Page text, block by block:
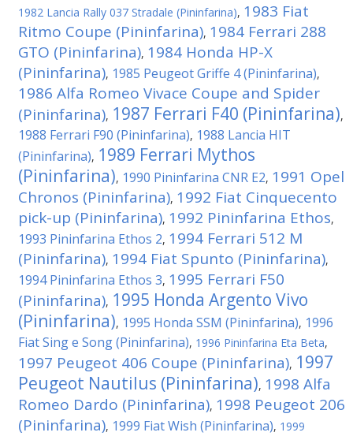
1982 Lancia Rally 037 Stradale (Pininfarina), 1983 Fiat
Ritmo Coupe (Pininfarina), 1984 Ferrari 288
GTO (Pininfarina), 1984 Honda HP-X
(Pininfarina), 1985 Peugeot Griffe 4 (Pininfarina),
1986 Alfa Romeo Vivace Coupe and Spider
(Pininfarina), 1987 Ferrari F40 (Pininfarina),
1988 Ferrari F90 (Pininfarina), 1988 Lancia HIT
(Pininfarina), 1989 Ferrari Mythos
(Pininfarina), 1990 Pininfarina CNR E2, 1991 Opel
Chronos (Pininfarina), 1992 Fiat Cinquecento
pick-up (Pininfarina), 1992 Pininfarina Ethos,
1993 Pininfarina Ethos 2, 1994 Ferrari 512 M
(Pininfarina), 1994 Fiat Spunto (Pininfarina),
1994 Pininfarina Ethos 3, 1995 Ferrari F50
(Pininfarina), 1995 Honda Argento Vivo
(Pininfarina), 1995 Honda SSM (Pininfarina), 1996
Fiat Sing e Song (Pininfarina), 1996 Pininfarina Eta Beta,
1997 Peugeot 406 Coupe (Pininfarina), 1997
Peugeot Nautilus (Pininfarina), 1998 Alfa
Romeo Dardo (Pininfarina), 1998 Peugeot 206
(Pininfarina), 1999 Fiat Wish (Pininfarina), 1999